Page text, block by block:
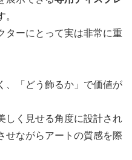
ターにとって実は非常に重
、「どう飾るか」で価値が
しく見せる角度に設計され
せながらアートの質感を際